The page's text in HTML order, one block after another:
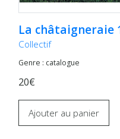
La châtaigneraie
Collectif
Genre : catalogue
20€
Ajouter au panier